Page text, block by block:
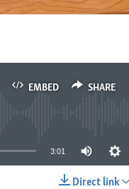
EMBED SHARE
3:01
Direct link